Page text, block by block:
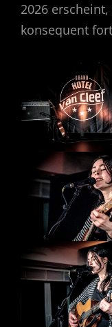
2026
konsequent